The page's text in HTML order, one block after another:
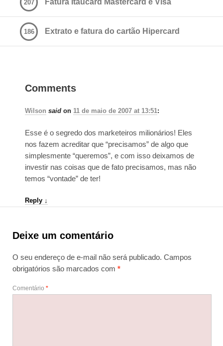
207
Extrato e fatura do cartão Hipercard
186
Comments
Wilson said on 11 de maio de 2007 at 13:51:
Esse é o segredo dos marketeiros milionários! Eles
nos fazem acreditar que “precisamos” de algo que
simplesmente “queremos”, e com isso deixamos de
investir nas coisas que de fato precisamos, mas não
temos “vontade” de ter!
Reply ↓
Deixe um comentário
O seu endereço de e-mail não será publicado. Campos
obrigatórios são marcados com *
Comentário *